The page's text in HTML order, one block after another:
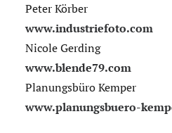
Peter Körber
www.industriefoto.com
Nicole Gerding
www.blende79.com
Planungsbüro Kemper
www.planungsbuero-